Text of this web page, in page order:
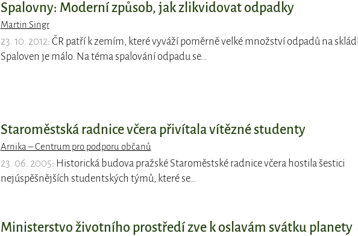
Spalovny: Moderní způsob, jak zlikvidovat odpadky
Martin Singr
23. 10. 2012: ČR patří k zemím, které vyváží poměrně velké množství odpadů na
Spaloven je málo. Na téma spalování odpadu se…
Staroměstská radnice včera přivítala vítězné studenty
Arnika – Centrum pro podporu občanů
23. 06. 2005: Historická budova pražské Staroměstské radnice včera hostila šestici
nejúspěšnějších studentských týmů, které se…
Ministerstvo životního prostředí zve k oslavám svátku planety